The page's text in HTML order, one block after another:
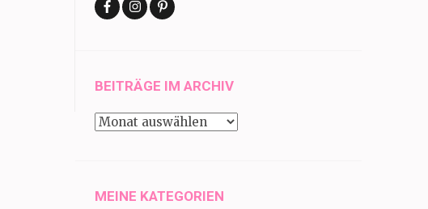
BEITRÄGE IM ARCHIV
Beiträge
MEINE KATEGORIEN